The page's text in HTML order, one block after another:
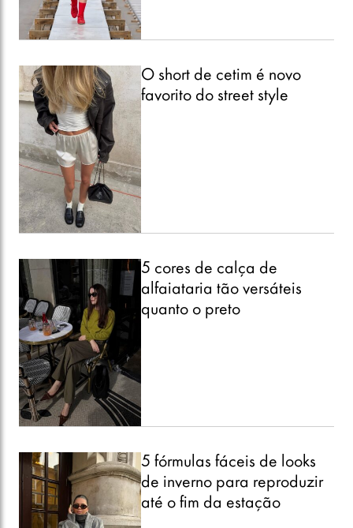
O short de cetim é novo
favorito do street style
5 cores de calça de
alfaiataria tão versáteis
quanto o preto
5 fórmulas fáceis de looks
de inverno para reproduzir
até o fim da estação